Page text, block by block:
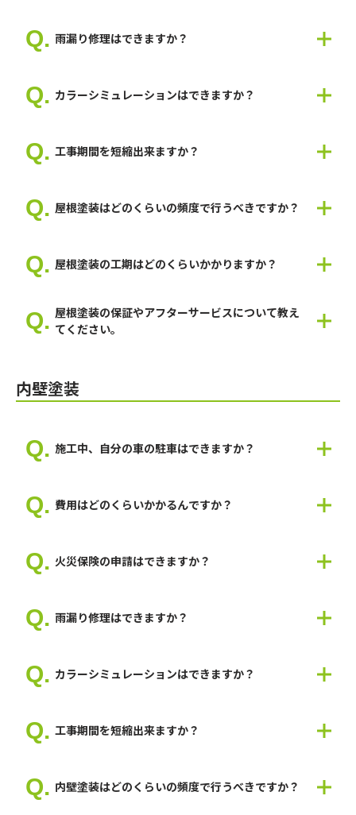
必要になります。
弊社では、火災保険申請を200件以上行い、認定の実績も多数あ
備いたしますので、お気軽にご相談ください。
雨漏り修理はできますか？
雨漏り工事から塗装工事まで一貫して修理しますので、スムーズ
な工事が可能です。
カラーシミュレーションはできますか？
ご希望のイメージがありましたら教えてください。
弊社スタッフが最適なご提案をいたします。
工事期間を短縮出来ますか？
乾燥が必要な場合は施工不良に繋がりますので短縮するにも限界
があります。
屋根塗装はどのくらいの頻度で行うべきですか？
です。
屋根塗装の工期はどのくらいかかりますか？
屋根塗装の保証やアフターサービスについて教え
てください。
内壁塗装
施工中、自分の車の駐車はできますか？
地で打ち合わせして判断いたします。
養生いたしますので、お車が塗装で汚れることはございません。
費用はどのくらいかかるんですか？
らとお伝えできません。 お見積もりは無料なので、まずはお気
軽にお問い合わせください。
火災保険の申請はできますか？
必要になります。
弊社では、火災保険申請を200件以上行い、認定の実績も多数あ
備いたしますので、お気軽にご相談ください。
雨漏り修理はできますか？
雨漏り工事から塗装工事まで一貫して修理しますので、スムーズ
な工事が可能です。
カラーシミュレーションはできますか？
ご希望のイメージがありましたら教えてください。
弊社スタッフが最適なご提案をいたします。
工事期間を短縮出来ますか？
乾燥が必要な場合は施工不良に繋がりますので短縮するにも限界
があります。
内壁塗装はどのくらいの頻度で行うべきですか？